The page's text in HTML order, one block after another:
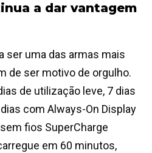
a dar vantagem
ser uma das armas mais
de ser motivo de orgulho.
de utilização leve, 7 dias
com Always-On Display
fios SuperCharge
em 60 minutos,